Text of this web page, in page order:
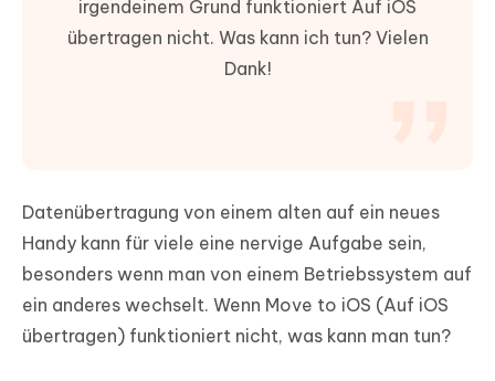
irgendeinem Grund funktioniert Auf iOS
übertragen nicht. Was kann ich tun? Vielen
Dank!
Datenübertragung von einem alten auf ein neues
Handy kann für viele eine nervige Aufgabe sein,
besonders wenn man von einem Betriebssystem auf
ein anderes wechselt. Wenn Move to iOS (Auf iOS
übertragen) funktioniert nicht, was kann man tun?